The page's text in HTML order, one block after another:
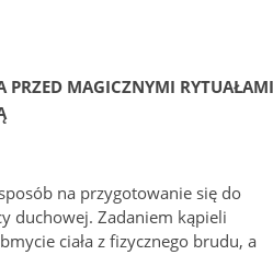
PRZED MAGICZNYMI
na przygotowanie się do
duchowej. Zadaniem kąpieli
ciała z fizycznego brudu, a